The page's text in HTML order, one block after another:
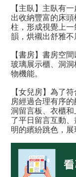
【主臥】主臥有
出收納豐富的床
柱，形成視覺上
韻，烘襯出舒雅不
【書房】書房空
玻璃展示櫃、洞
物機能。
【女兒房】為了
房經過合理有序
洞留言板、衣櫃
了平日留言互動
明的繽紛跳色，展